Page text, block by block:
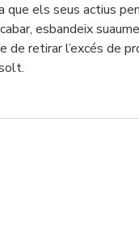
que els seus actius
esbandeix
de retirar l’excés de